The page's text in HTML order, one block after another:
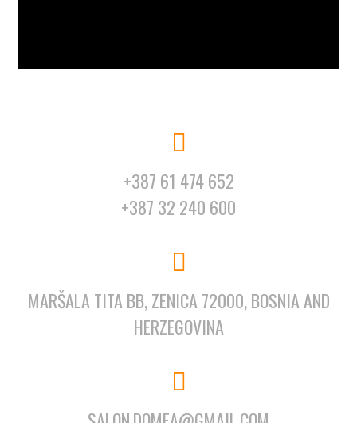
+387 61 474 652
+387 32 240 600
MARŠALA TITA BB, ZENICA 72000, BOSNIA AND
HERZEGOVINA